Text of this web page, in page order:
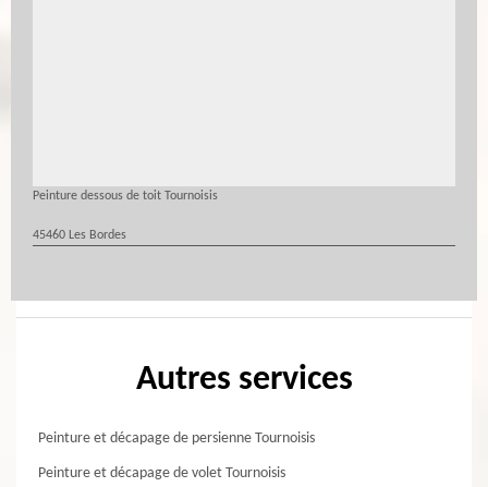
Peinture dessous de toit Tournoisis
45460 Les Bordes
Autres services
Peinture et décapage de persienne Tournoisis
Peinture et décapage de volet Tournoisis